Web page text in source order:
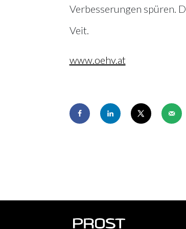
Verbesserungen spüren.
Veit.
www.oehv.at